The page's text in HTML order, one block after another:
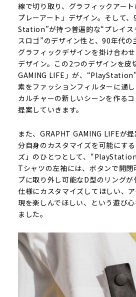
線で切り取り、グラフィックアー
プレーアート」デザイン。そして
Station”が持つ普遍的な“プレイス
スロゴ”のデザイン性と、90年代の
グラフィックデザインを掛け合わせ
デザイン。この2つのデザインを皮
GAMING LIFE」が、
素をファッションフィルターに通
カルチャーの新しいシーンを作る
提案していきます。
また、GRAPHT GAMING LIFEが
分自身のカスタマイズを可能にす
ズ」のひとつとして、
Tシャツの左袖には、ボタンで開
プに取り外し可能なD型のリング
仕様にカスタマイズしてほしい、
現を楽しんでほしい、という遊び
ました。